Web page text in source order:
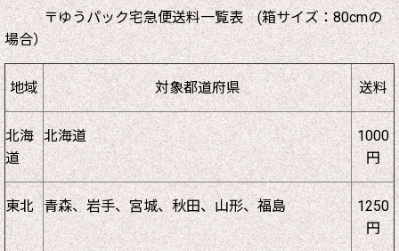
〒ゆうパック宅急便送料一覧表 (箱サイズ：80cmの
場合）
地域 対象都道府県 送料
北海
道
北海道
1000
円
東北 青森、岩手、宮城、秋田、山形、福島
1250
円